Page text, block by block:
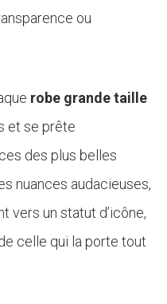
ou
robe grande taille
et se prête
des plus belles
nuances audacieuses,
vers un statut d’icône,
celle qui la porte tout